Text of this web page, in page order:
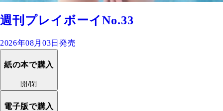
週刊プレイボーイNo.33
2026年08月03日発売
紙の本で購入
開/閉
電子版で購入